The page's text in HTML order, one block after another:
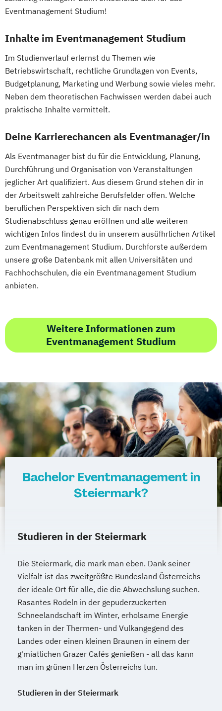
Erwachsenenbildung
Eventmanagement Facility Management
Finance
Accounting und Taxation (DE/EN)
Finanzmanagement
Finanzmanagement für Bankkaufleute
Fintech Fitnessökonomie
Gerontologie
Gesundheits- und Pflegepädagogik
Gesundheitsmanagement
Gesundheitspsychologie
Gesundheitspädagogik
Gesundheitsökonomie Growth Hacking
Growth Hacking (DE/EN)
Growth Hacking for Entrepreneurs (DE/EN)
Heilpädagogik
Heilpädagogik und Inklusion
Heilpädagogik/Inklusionspädagogik
Hotelmanagement (DE/EN)
Immobilienmanagement
Immobilienmanagement für
Immobilienkaufleute
(DE/EN)
Innovation and Entrepreneurship (DE/EN)
International Healthcare Management
(DE/EN)
International Management (DE/EN)
Internationales Marketing
Journalismus und digitale Kommunikation
Kindheitspädagogik
Kindheitspädagogik für Erzieher:innen
Kultur- und Medienpädagogik
Machine Learning (EN)
Management (DE/EN)
Marketing
Marketing und digitale Medien
Marketingmanagement Maschinenbau
Master of Business Administration (DE/EN)
Mechatronik
Mediation und Konfliktmanagement
Medienmanagement
Eventmanagement Studium!
Inhalte im Eventmanagement Studium
Im Studienverlauf erlernst du Themen wie
Betriebswirtschaft, rechtliche Grundlagen von Events,
Budgetplanung, Marketing und Werbung sowie vieles mehr.
Neben dem theoretischen Fachwissen werden dabei auch
praktische Inhalte vermittelt.
Deine Karrierechancen als Eventmanager/in
Als Eventmanager bist du für die Entwicklung, Planung,
Durchführung und Organisation von Veranstaltungen
jeglicher Art qualifiziert. Aus diesem Grund stehen dir in
der Arbeitswelt zahlreiche Berufsfelder offen. Welche
beruflichen Perspektiven sich dir nach dem
Studienabschluss genau eröffnen und alle weiteren
wichtigen Infos findest du in unserem ausüfhrlichen Artikel
zum Eventmanagement Studium. Durchforste außerdem
unsere große Datenbank mit allen Universitäten und
Fachhochschulen, die ein Eventmanagement Studium
anbieten.
Weitere Informationen zum
Eventmanagement Studium
Bachelor Eventmanagement in
Steiermark?
Studieren in der Steiermark
Die Steiermark, die mark man eben. Dank seiner
Vielfalt ist das zweitgrößte Bundesland Österreichs
der ideale Ort für alle, die die Abwechslung suchen.
Rasantes Rodeln in der gepuderzuckerten
Schneelandschaft im Winter, erholsame Energie
tanken in der Thermen- und Vulkangegend des
Landes oder einen kleinen Braunen in einem der
g'miatlichen Grazer Cafés genießen - all das kann
man im grünen Herzen Österreichs tun.
Studieren in der Steiermark